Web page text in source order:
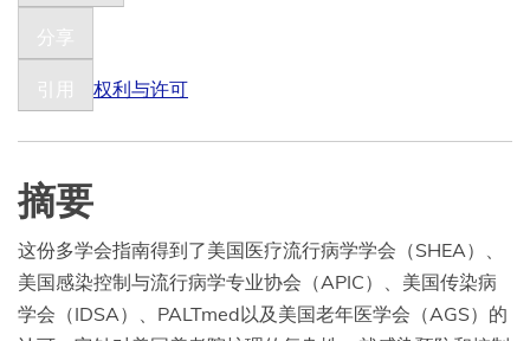
分享
引用 权利与许可
摘要
这份多学会指南得到了美国医疗流行病学学会（SHEA）、
美国感染控制与流行病学专业协会（APIC）、美国传染病
学会（IDSA）、PALTmed以及美国老年医学会（AGS）的